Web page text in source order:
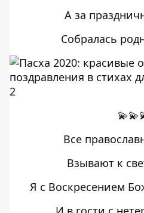
А за
Собралась
Все
Взывают к
Я с Воскресением